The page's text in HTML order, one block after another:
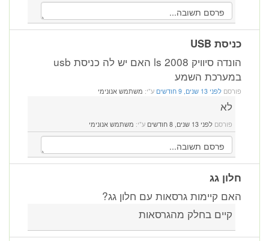
כניסת USB
הונדה סיוויק 2008 ls האם יש לה כניסת usb
במערכת השמע
פורסם לפני 13 שנים, 9 חודשים ע"י: משתמש אנונימי
לא
פורסם לפני 13 שנים, 8 חודשים ע"י: משתמש אנונימי
חלון גג
האם קיימות גרסאות עם חלון גג?
קיים בחלק מהגרסאות